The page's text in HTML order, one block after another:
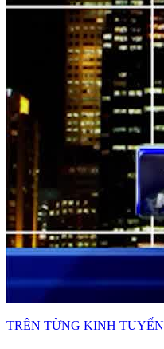
TRÊN TỪNG KINH TUYẾN